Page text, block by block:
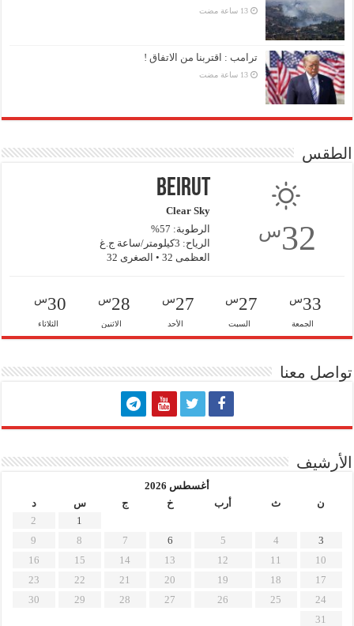
‏13 ساعة مضت
ترامب : اقتربنا من الاتفاق !
‏13 ساعة مضت
الطقس
32س
Beirut
Clear Sky
الرطوبة: 57%
الرياح: 3كيلومتر/ساعة ج.غ
العظمى 32 • الصغرى 32
33س
الجمعة
27س
السبت
27س
الأحد
28س
الاثنين
30س
الثلاثاء
تواصل معنا
الأرشيف
أغسطس 2026
ن
ث أرب خ ج س
د
1
2
3
4
5
6
7
8
9
10
11
12
13
14
15
16
17
18
19
20
21
22
23
24
25
26
27
28
29
30
31